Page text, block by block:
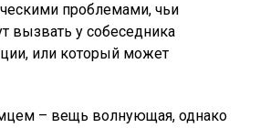
проблемами, чьи
вызвать у собеседника
или который может
– вещь волнующая, однако